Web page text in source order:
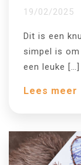
19/02/2025
Dit is een
simpel is
een leuke […]
Lees meer